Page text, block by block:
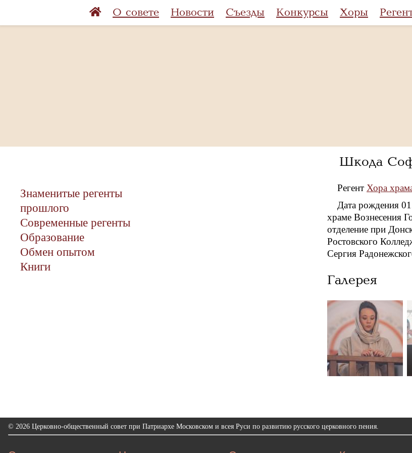
О совете Новости Съезды Конкурсы Хоры
Шкода
Знаменитые регенты
прошлого
Современные регенты
Образование
Обмен опытом
Книги
Регент Хора
Дата рождения
храме Вознесения
отделение при
Ростовского
Сергия
Галерея
© 2026 Церковно-общественный совет при Патриархе Московском и всея Руси по развитию русского церковного пения.